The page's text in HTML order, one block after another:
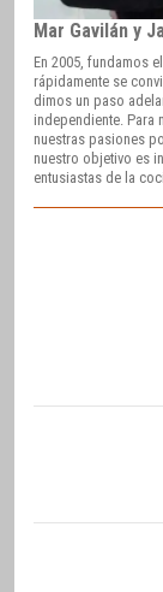
Mar Gavilán y
En 2005, fundamos
rápidamente se
dimos un paso
independiente.
nuestras pasiones
nuestro objetivo es
entusiastas de la